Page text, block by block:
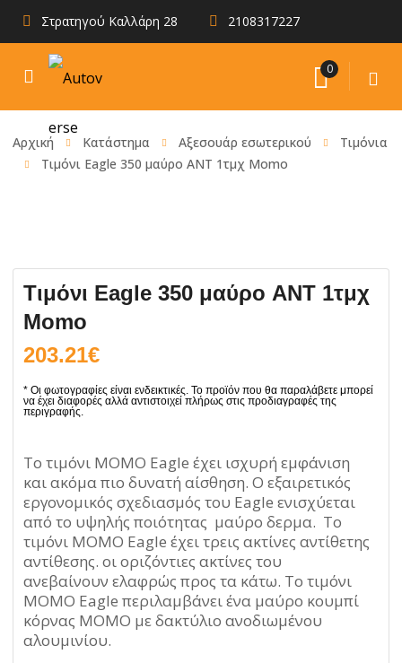
Στρατηγού Καλλάρη 28 2108317227
0
Αρχική Κατάστημα Αξεσουάρ εσωτερικού
Τιμόνια
Τιμόνι Eagle 350 μαύρο ANT 1τμχ Momo
Τιμόνι Eagle 350 μαύρο ANT 1τμχ
Momo
203.21€
Το τιμόνι MOMO Eagle έχει ισχυρή εμφάνιση
και ακόμα πιο δυνατή αίσθηση. Ο εξαιρετικός
εργονομικός σχεδιασμός του Eagle ενισχύεται
από το υψηλής ποιότητας μαύρο δερμα. Το
τιμόνι MOMO Eagle έχει τρεις ακτίνες αντίθετης
αντίθεσης. οι οριζόντιες ακτίνες του
ανεβαίνουν ελαφρώς προς τα κάτω. Το τιμόνι
MOMO Eagle περιλαμβάνει ένα μαύρο κουμπί
κόρνας MOMO με δακτύλιο ανοδιωμένου
αλουμινίου.